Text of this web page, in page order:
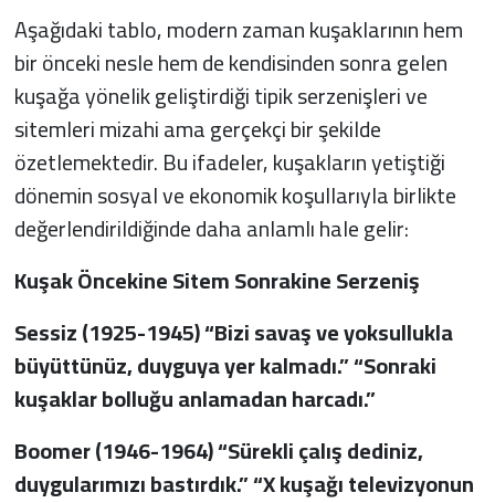
Aşağıdaki tablo, modern zaman kuşaklarının hem
bir önceki nesle hem de kendisinden sonra gelen
kuşağa yönelik geliştirdiği tipik serzenişleri ve
sitemleri mizahi ama gerçekçi bir şekilde
özetlemektedir. Bu ifadeler, kuşakların yetiştiği
dönemin sosyal ve ekonomik koşullarıyla birlikte
değerlendirildiğinde daha anlamlı hale gelir:
Kuşak Öncekine Sitem Sonrakine Serzeniş
Sessiz (1925-1945) “Bizi savaş ve yoksullukla
büyüttünüz, duyguya yer kalmadı.” “Sonraki
kuşaklar bolluğu anlamadan harcadı.”
Boomer (1946-1964) “Sürekli çalış dediniz,
duygularımızı bastırdık.” “X kuşağı televizyonun